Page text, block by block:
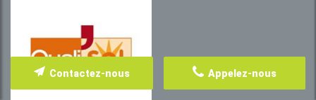
Appelez-nous
Contactez-nous